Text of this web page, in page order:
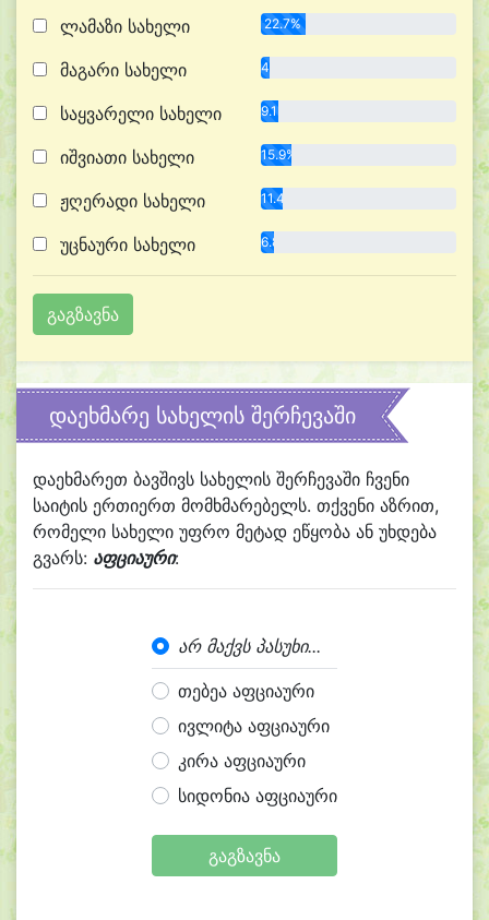
ლამაზი სახელი 22.7%
მაგარი სახელი 4.5%
საყვარელი სახელი 9.1%
იშვიათი სახელი 15.9%
ჟღერადი სახელი 11.4%
უცნაური სახელი 6.8%
დაეხმარე სახელის შერჩევაში
დაეხმარეთ ბავშივს სახელის შერჩევაში ჩვენი
საიტის ერთიერთ მომხმარებელს. თქვენი აზრით,
რომელი სახელი უფრო მეტად ეწყობა ან უხდება
გვარს: აფციაური:
არ მაქვს პასუხი...
თებეა აფციაური
ივლიტა აფციაური
კირა აფციაური
სიდონია აფციაური
გაგზავნა